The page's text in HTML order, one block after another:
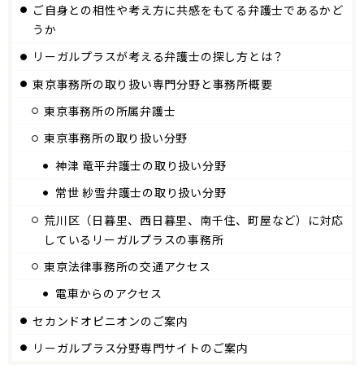
ご自身との相性や考え方に共感をもてる弁護士であるかど
うか
リーガルプラスが考える弁護士の探し方とは？
東京事務所の取り扱い専門分野と事務所概要
東京事務所の所属弁護士
東京事務所の取り扱い分野
神津 竜平弁護士の取り扱い分野
常世 紗雪弁護士の取り扱い分野
荒川区（日暮里、西日暮里、南千住、町屋など）に対応
しているリーガルプラスの事務所
東京法律事務所の交通アクセス
電車からのアクセス
セカンドオピニオンのご案内
リーガルプラス分野専門サイトのご案内